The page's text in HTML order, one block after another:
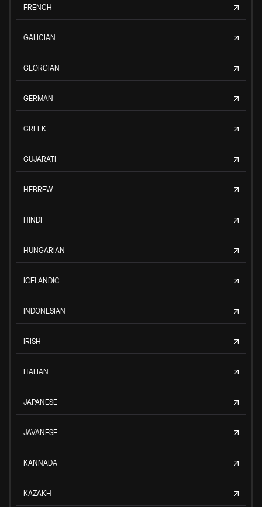
FRENCH
GALICIAN
GEORGIAN
GERMAN
GREEK
GUJARATI
HEBREW
HINDI
HUNGARIAN
ICELANDIC
INDONESIAN
IRISH
ITALIAN
JAPANESE
JAVANESE
KANNADA
KAZAKH